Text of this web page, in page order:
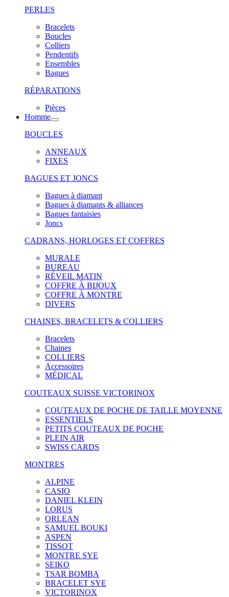
PERLES
Bracelets
Boucles
Colliers
Pendentifs
Ensembles
Bagues
RÉPARATIONS
Pièces
Homme
BOUCLES
ANNEAUX
FIXES
BAGUES ET JONCS
Bagues à diamant
Bagues à diamants & alliances
Bagues fantaisies
Joncs
CADRANS, HORLOGES ET COFFRES
MURALE
BUREAU
RÉVEIL MATIN
COFFRE À BIJOUX
COFFRE À MONTRE
DIVERS
CHAINES, BRACELETS & COLLIERS
Bracelets
Chaines
COLLIERS
Accessoires
MÉDICAL
COUTEAUX SUISSE VICTORINOX
COUTEAUX DE POCHE DE TAILLE MOYENNE
ESSENTIELS
PETITS COUTEAUX DE POCHE
PLEIN AIR
SWISS CARDS
MONTRES
ALPINE
CASIO
DANIEL KLEIN
LORUS
ORLEAN
SAMUEL BOUKI
ASPEN
TISSOT
MONTRE SYE
SEIKO
TSAR BOMBA
BRACELET SYE
VICTORINOX